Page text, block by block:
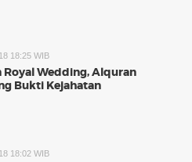
18:25 WIB
Royal Wedding, Alquran
Bukti Kejahatan
18:02 WIB